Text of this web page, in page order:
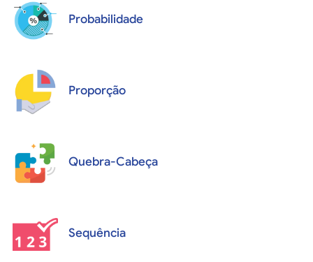
Probabilidade
Proporção
Quebra-Cabeça
Sequência